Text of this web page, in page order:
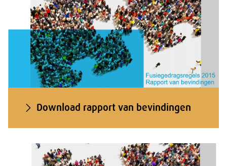
Download rapport van bevindingen